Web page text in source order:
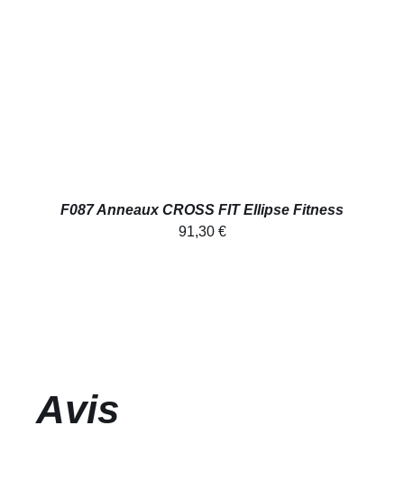
F087 Anneaux CROSS FIT Ellipse Fitness
91,30 €
Avis